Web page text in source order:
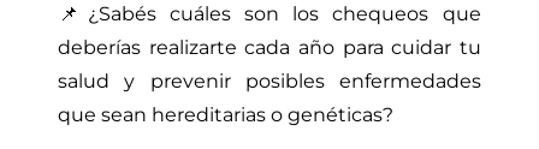
📌¿Sabés cuáles son los chequeos que
deberías realizarte cada año para cuidar tu
salud y prevenir posibles enfermedades
que sean hereditarias o genéticas?⁣ ⁣